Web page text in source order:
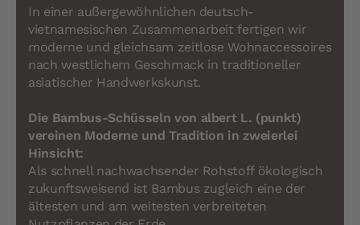
In einer außergewöhnlichen deutsch-
vietnamesischen Zusammenarbeit fertigen wir
moderne und gleichsam zeitlose Wohnaccessoires
nach westlichem Geschmack in traditioneller
asiatischer Handwerkskunst.
Die Bambus-Schüsseln von albert L. (punkt)
vereinen Moderne und Tradition in zweierlei
Hinsicht:
Als schnell nachwachsender Rohstoff ökologisch
zukunftsweisend ist Bambus zugleich eine der
ältesten und am weitesten verbreiteten